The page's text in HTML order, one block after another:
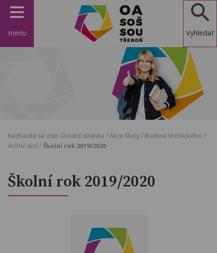
OA, SOŠ a
SOU
Třeboň
menu Vyhledat
Nacházíte se zde: Úvodní stránka / Akce školy/ Budova Vrchlického /
Archiv akcí/ Školní rok 2019/2020
Školní rok 2019/2020